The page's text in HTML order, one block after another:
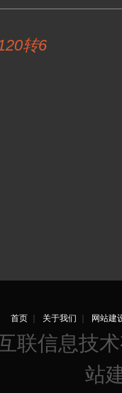
转6
首页｜ 关于我们 网站建
联信息技
站